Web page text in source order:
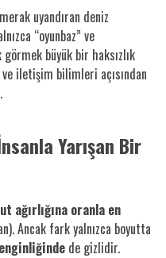
uyandıran deniz
“oyunbaz” ve
büyük bir haksızlık
iletişim bilimleri açısından
Yarışan Bir
ağırlığına oranla en
Ancak fark yalnızca boyutta
de gizlidir.